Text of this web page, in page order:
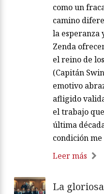
como un
camino
la esperanza
Zenda
el reino de
(Capitán
emotivo
afligido
el trabajo
última
condición
Leer más
La